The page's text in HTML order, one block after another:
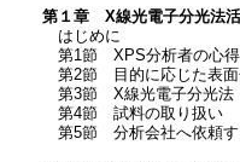
第１章 X線光電子分光法
はじめに
第1節 XPS分析者の心得
第2節 目的に応じた表面
第3節 X線光電子分光法
第4節 試料の取り扱い
第5節 分析会社へ依頼す